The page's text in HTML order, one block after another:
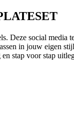
Deze social media
in jouw eigen
stap voor stap